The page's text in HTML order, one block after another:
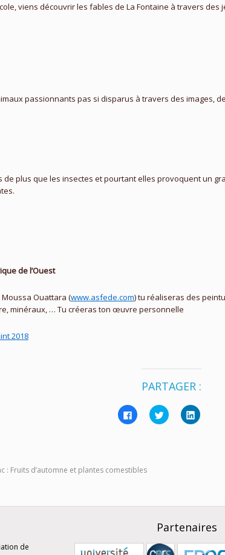
viens découvrir les fables de La Fontaine à travers des
passionnants pas si disparus à travers des images,
de plus que les insectes et pourtant elles provoquent un
de l’Ouest
Ouattara (www.asfede.com) tu réaliseras des
minéraux, … Tu créeras ton œuvre personnelle
2018
PARTAGER :
Cliquez
pour
partager
fenêtre)
Cliquez
pour
partager
Cliquez
pour
: Fruits d’automne et plantes comestibles
de
Partenaires